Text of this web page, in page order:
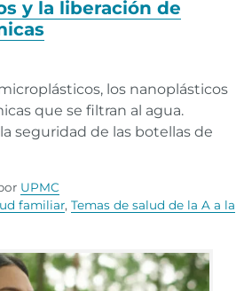
y la liberación de
los nanoplásticos
que se filtran al agua.
seguridad de las botellas de
UPMC
familiar, Temas de salud de la A a la